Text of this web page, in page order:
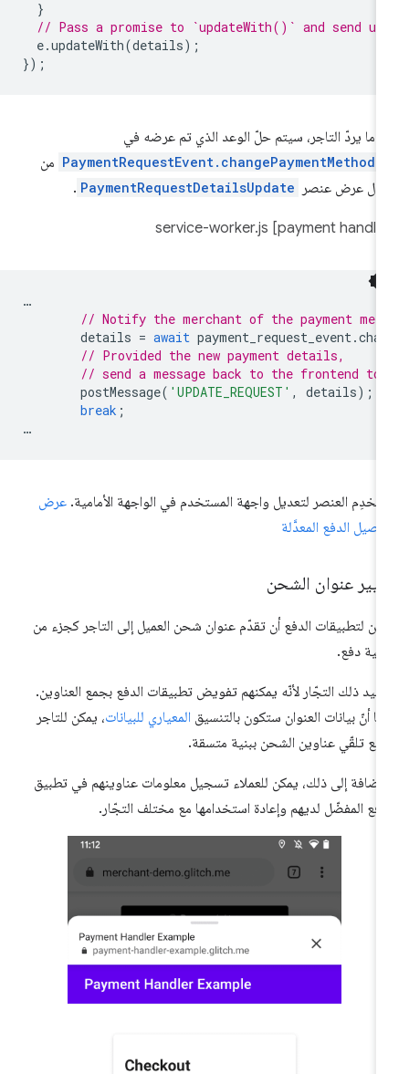
// Pass a promise to `updateWith()` and send
e.updateWith(details
يردّ التاجر، سيتم حلّ الوعد الذي تم عرضه في
من
عرض عنصر PaymentRequestDetailsUpdate
.
// Notify the merchant of the payment
details
= await payment_request_event.
// Provided the new payment details,
// send a message back to the frontend to
postMessage('UPDATE_REQUEST', details
break
العنصر لتعديل واجهة المستخدم في الواجهة الأمامية.عرض
الدفع المعدَّلة
عنوان الشحن
لتطبيقات الدفع أن تقدّم عنوان شحن العميل إلى التاجر كجزء من
دفع.
ذلك التجّار لأنّه يمكنهم تفويض تطبيقات الدفع بجمع العناوين.
أنّ بيانات العنوان ستكون بالتنسيقالمعياري للبيانات، يمكن للتاجر
تلقّي عناوين الشحن ببنية متسقة.
إلى ذلك، يمكن للعملاء تسجيل معلومات عناوينهم في تطبيق
المفضّل لديهم وإعادة استخدامها مع مختلف التجّار.